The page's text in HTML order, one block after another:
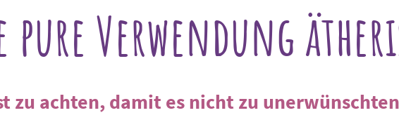
pure Verwendung
zu achten, damit es nicht zu